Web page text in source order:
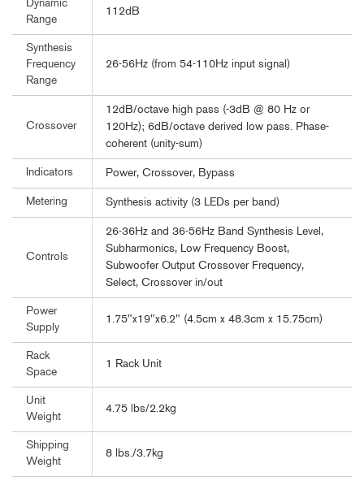
Dynamic
Range
112dB
Synthesis
Frequency
Range
26-56Hz (from 54-110Hz input signal)
Crossover
12dB/octave high pass (-3dB @ 80 Hz or
120Hz); 6dB/octave derived low pass. Phase-
coherent (unity-sum)
Indicators Power, Crossover, Bypass
Metering Synthesis activity (3 LEDs per band)
Controls
26-36Hz and 36-56Hz Band Synthesis Level,
Subharmonics, Low Frequency Boost,
Subwoofer Output Crossover Frequency,
Select, Crossover in/out
Power
Supply
1.75"x19"x6.2" (4.5cm x 48.3cm x 15.75cm)
Rack
Space
1 Rack Unit
Unit
Weight
4.75 lbs/2.2kg
Shipping
Weight
8 lbs./3.7kg